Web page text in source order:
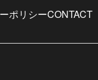
ポリシーCONTACT